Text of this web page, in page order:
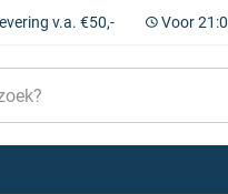
v.a. €50,- Voor